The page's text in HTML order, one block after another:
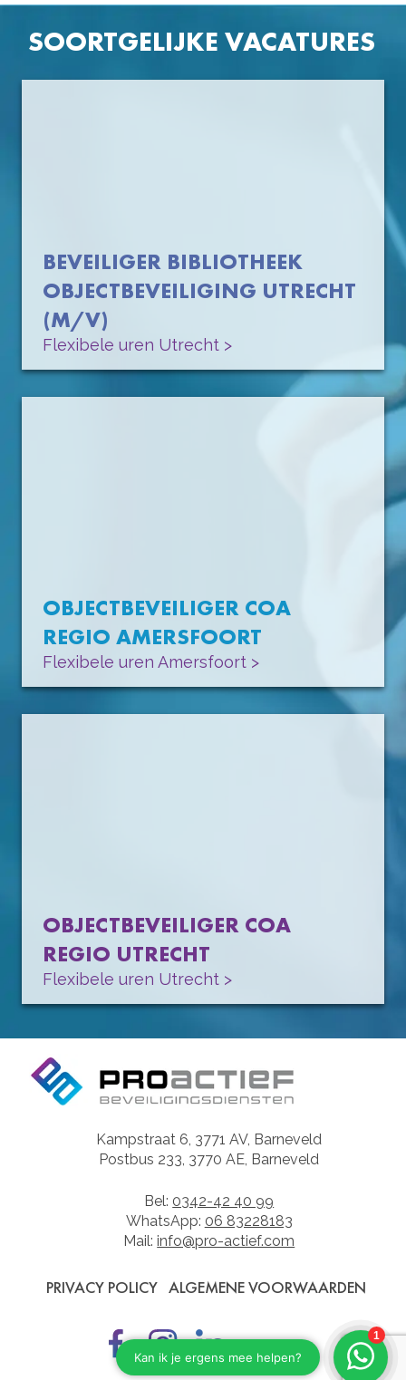
SOORTGELIJKE VACATURES
BEVEILIGER BIBLIOTHEEK
OBJECTBEVEILIGING UTRECHT
(M/V)
Flexibele uren Utrecht >
OBJECTBEVEILIGER COA
REGIO AMERSFOORT
Flexibele uren Amersfoort >
OBJECTBEVEILIGER COA
REGIO UTRECHT
Flexibele uren Utrecht >
Kampstraat 6, 3771 AV, Barneveld
Postbus 233, 3770 AE, Barneveld
Bel: 0342-42 40 99
WhatsApp: 06 83228183
Mail:info@pro-actief.com
PRIVACY POLICY ALGEMENE VOORWAARDEN